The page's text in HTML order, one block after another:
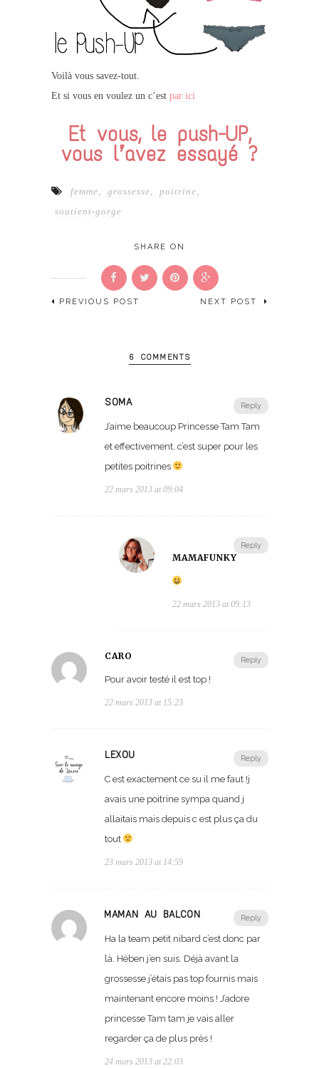
Voilà vous savez-tout.
Et si vous en voulez un c’est par ici
Et vous, le push-UP,
vous l’avez essayé ?
femme, grossesse, poitrine,
soutient-gorge
SHARE ON
PREVIOUS POST NEXT POST
6 COMMENTS
Reply
SOMA
J’aime beaucoup Princesse Tam Tam
et effectivement, c’est super pour les
petites poitrines
22 mars 2013 at 09:04
Reply
MAMAFUNKY
22 mars 2013 at 09:13
Reply
CARO
Pour avoir testé il est top !
22 mars 2013 at 15:23
Reply
LEXOU
C est exactement ce su il me faut !j
avais une poitrine sympa quand j
allaitais mais depuis c est plus ça du
tout
23 mars 2013 at 14:59
Reply
MAMAN AU BALCON
Ha la team petit nibard c’est donc par
là. Hében j’en suis. Déjà avant la
grossesse j’étais pas top fournis mais
maintenant encore moins ! J’adore
princesse Tam tam je vais aller
regarder ça de plus près !
24 mars 2013 at 22:03